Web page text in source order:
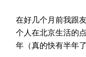
在好几个月前我跟
个人在北京生活的
年（真的快有半年